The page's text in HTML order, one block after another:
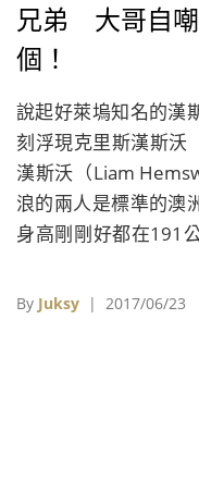
兄弟 大哥自
個！
說起好萊塢知名的漢
刻浮現克里斯漢斯沃
漢斯沃（Liam
浪的兩人是標準的澳
身高剛剛好都在191
爾」，更被網友奉為
By Juksy | 2017/06/23